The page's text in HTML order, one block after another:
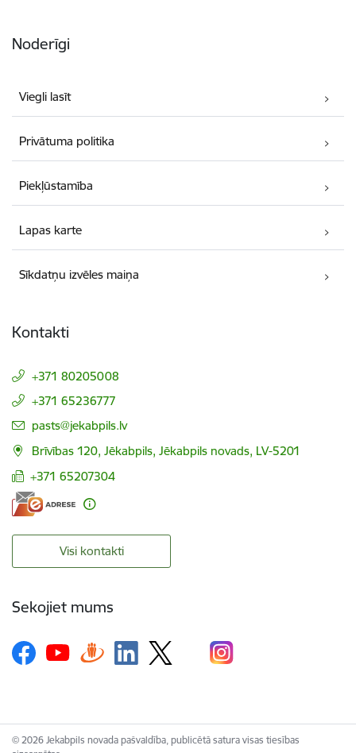
Noderīgi
Viegli lasīt
Privātuma politika
Piekļūstamība
Lapas karte
Sīkdatņu izvēles maiņa
Kontakti
+371 80205008
+371 65236777
E-pasts:
pasts@jekabpils.lv
Brīvības 120, Jēkabpils, Jēkabpils novads, LV-5201
+371 65207304
Visi kontakti
Sekojiet mums
© 2026 Jekabpils novada pašvaldība, publicētā satura visas tiesības